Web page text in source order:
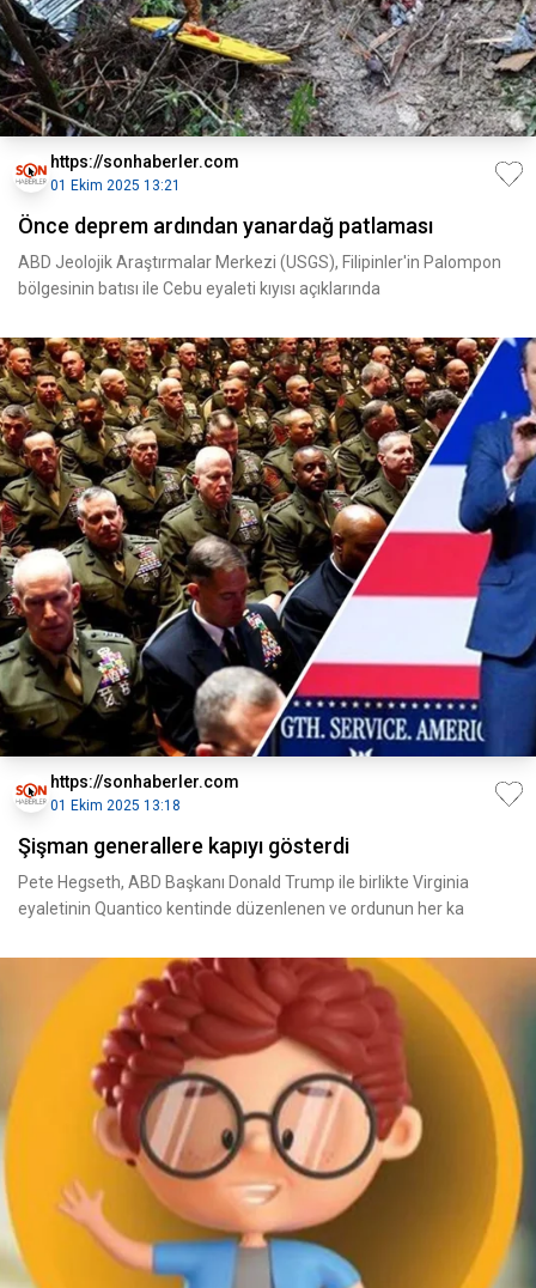
https://sonhaberler.com
01 Ekim 2025 13:21
Önce deprem ardından yanardağ patlaması
ABD Jeolojik Araştırmalar Merkezi (USGS), Filipinler'in Palompon
bölgesinin batısı ile Cebu eyaleti kıyısı açıklarında
https://sonhaberler.com
01 Ekim 2025 13:18
Şişman generallere kapıyı gösterdi
Pete Hegseth, ABD Başkanı Donald Trump ile birlikte Virginia
eyaletinin Quantico kentinde düzenlenen ve ordunun her ka